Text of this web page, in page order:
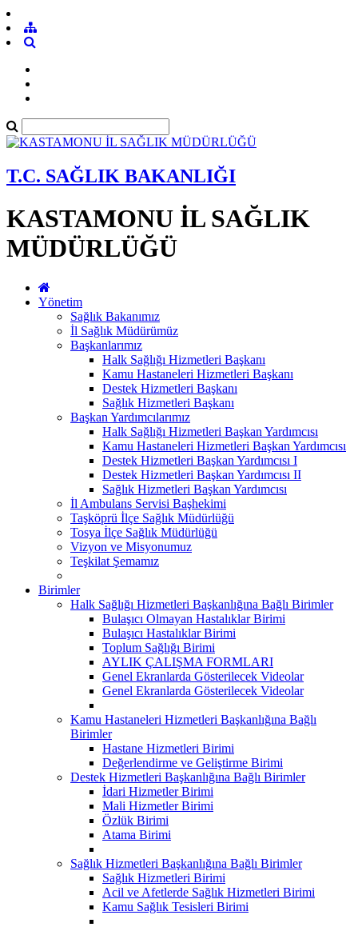
T.C. SAĞLIK BAKANLIĞI
KASTAMONU İL SAĞLIK
MÜDÜRLÜĞÜ
Yönetim
Sağlık Bakanımız
İl Sağlık Müdürümüz
Başkanlarımız
Halk Sağlığı Hizmetleri Başkanı
Kamu Hastaneleri Hizmetleri Başkanı
Destek Hizmetleri Başkanı
Sağlık Hizmetleri Başkanı
Başkan Yardımcılarımız
Halk Sağlığı Hizmetleri Başkan Yardımcısı
Kamu Hastaneleri Hizmetleri Başkan Yardımcısı
Destek Hizmetleri Başkan Yardımcısı I
Destek Hizmetleri Başkan Yardımcısı II
Sağlık Hizmetleri Başkan Yardımcısı
İl Ambulans Servisi Başhekimi
Taşköprü İlçe Sağlık Müdürlüğü
Tosya İlçe Sağlık Müdürlüğü
Vizyon ve Misyonumuz
Teşkilat Şemamız
Birimler
Halk Sağlığı Hizmetleri Başkanlığına Bağlı Birimler
Bulaşıcı Olmayan Hastalıklar Birimi
Bulaşıcı Hastalıklar Birimi
Toplum Sağlığı Birimi
AYLIK ÇALIŞMA FORMLARI
Genel Ekranlarda Gösterilecek Videolar
Genel Ekranlarda Gösterilecek Videolar
Kamu Hastaneleri Hizmetleri Başkanlığına Bağlı
Birimler
Hastane Hizmetleri Birimi
Değerlendirme ve Geliştirme Birimi
Destek Hizmetleri Başkanlığına Bağlı Birimler
İdari Hizmetler Birimi
Mali Hizmetler Birimi
Özlük Birimi
Atama Birimi
Sağlık Hizmetleri Başkanlığına Bağlı Birimler
Sağlık Hizmetleri Birimi
Acil ve Afetlerde Sağlık Hizmetleri Birimi
Kamu Sağlık Tesisleri Birimi